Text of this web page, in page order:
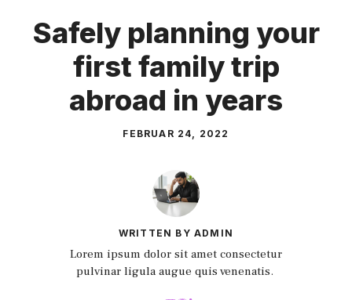
Safely planning your
first family trip
abroad in years
FEBRUAR 24, 2022
WRITTEN BY ADMIN
Lorem ipsum dolor sit amet consectetur
pulvinar ligula augue quis venenatis.